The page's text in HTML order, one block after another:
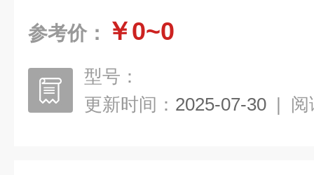
参考价： ￥0~0
型号：
更新时间： 2025-07-30 | 阅